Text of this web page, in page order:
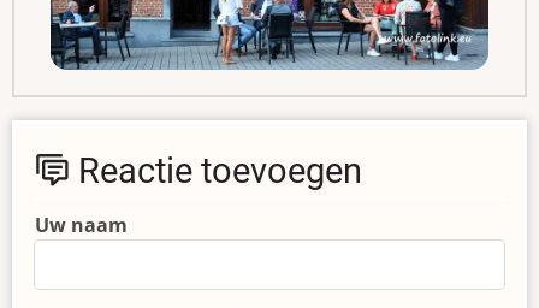
Reactie toevoegen
Uw naam